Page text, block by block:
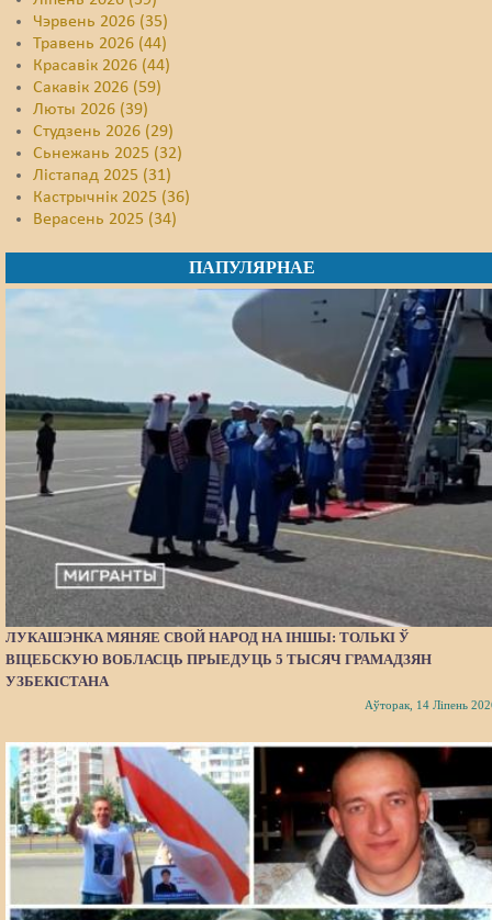
Чэрвень 2026 (35)
Травень 2026 (44)
Красавік 2026 (44)
Сакавік 2026 (59)
Люты 2026 (39)
Студзень 2026 (29)
Сьнежань 2025 (32)
Лістапад 2025 (31)
Кастрычнік 2025 (36)
Верасень 2025 (34)
ПАПУЛЯРНАЕ
ЛУКАШЭНКА МЯНЯЕ СВОЙ НАРОД НА ІНШЫ: ТОЛЬКІ Ў
ВІЦЕБСКУЮ ВОБЛАСЦЬ ПРЫЕДУЦЬ 5 ТЫСЯЧ ГРАМАДЗЯН
УЗБЕКІСТАНА
Аўторак, 14 Ліпень